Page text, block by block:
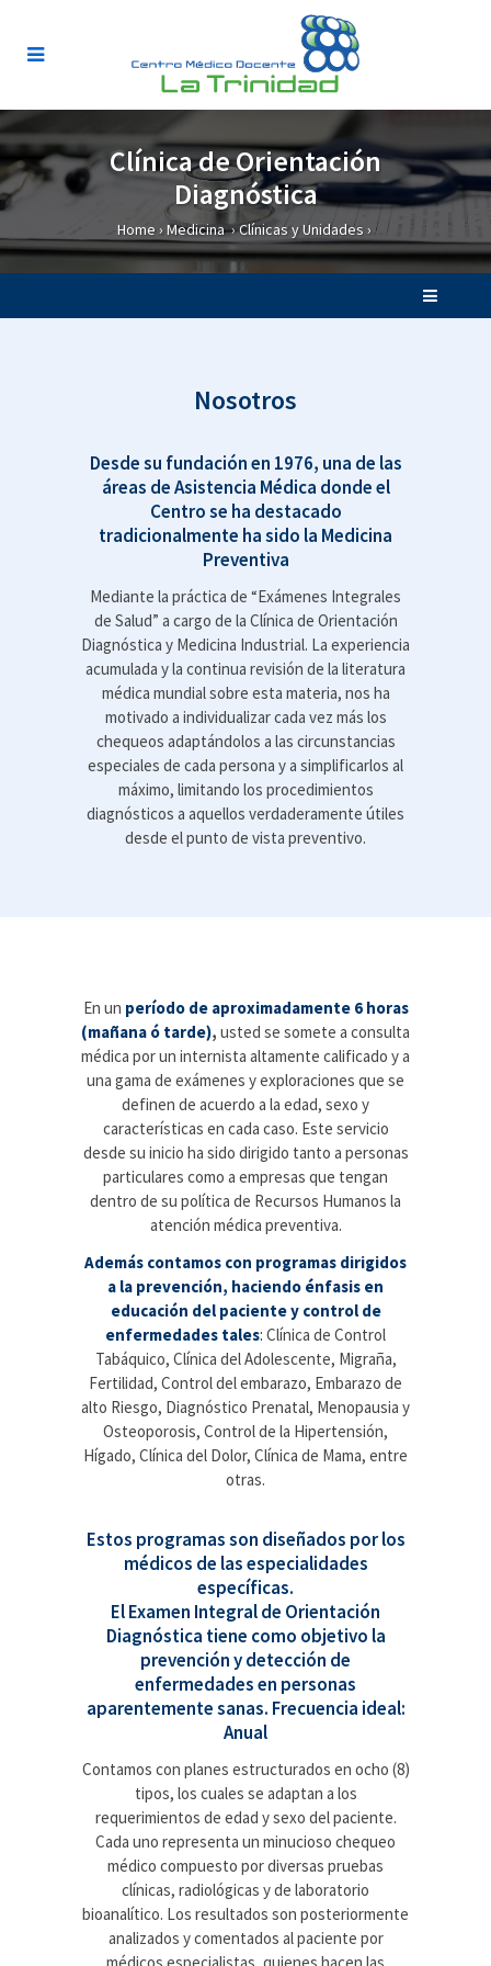
Clínica de Orientación
Diagnóstica
Home› Medicina›Clínicas y Unidades ›
Nosotros
Desde su fundación en 1976, una de las
áreas de Asistencia Médica donde el
Centro se ha destacado
tradicionalmente ha sido la Medicina
Preventiva
Mediante la práctica de “Exámenes Integrales
de Salud” a cargo de la Clínica de Orientación
Diagnóstica y Medicina Industrial. La experiencia
acumulada y la continua revisión de la literatura
médica mundial sobre esta materia, nos ha
motivado a individualizar cada vez más los
chequeos adaptándolos a las circunstancias
especiales de cada persona y a simplificarlos al
máximo, limitando los procedimientos
diagnósticos a aquellos verdaderamente útiles
desde el punto de vista preventivo.
En un período de aproximadamente 6 horas
(mañana ó tarde), usted se somete a consulta
médica por un internista altamente calificado y a
una gama de exámenes y exploraciones que se
definen de acuerdo a la edad, sexo y
características en cada caso. Este servicio
desde su inicio ha sido dirigido tanto a personas
particulares como a empresas que tengan
dentro de su política de Recursos Humanos la
atención médica preventiva.
Además contamos con programas dirigidos
a la prevención, haciendo énfasis en
educación del paciente y control de
enfermedades tales: Clínica de Control
Tabáquico, Clínica del Adolescente, Migraña,
Fertilidad, Control del embarazo, Embarazo de
alto Riesgo, Diagnóstico Prenatal, Menopausia y
Osteoporosis, Control de la Hipertensión,
Hígado, Clínica del Dolor, Clínica de Mama, entre
otras.
Estos programas son diseñados por los
médicos de las especialidades
específicas.
El Examen Integral de Orientación
Diagnóstica tiene como objetivo la
prevención y detección de
enfermedades en personas
aparentemente sanas. Frecuencia ideal:
Anual
Contamos con planes estructurados en ocho (8)
tipos, los cuales se adaptan a los
requerimientos de edad y sexo del paciente.
Cada uno representa un minucioso chequeo
médico compuesto por diversas pruebas
clínicas, radiológicas y de laboratorio
bioanalítico. Los resultados son posteriormente
analizados y comentados al paciente por